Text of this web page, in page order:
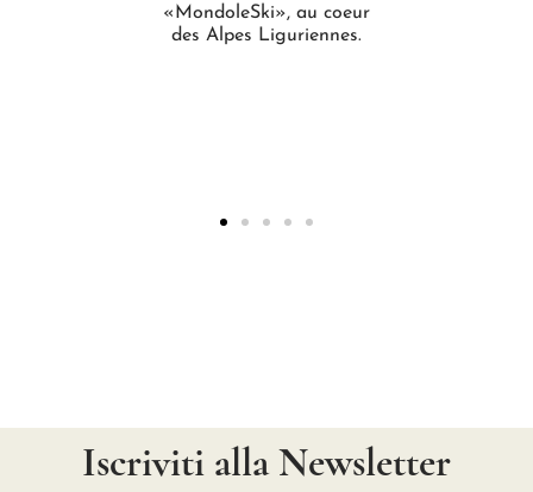
«MondoleSki», au coeur
des Alpes Liguriennes.
Iscriviti alla Newsletter